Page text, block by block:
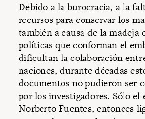
Debido a la burocracia, a la
recursos para conservar los
también a causa de la madeja
políticas que conforman el
dificultan la colaboración
naciones, durante décadas
documentos no pudieron ser
por los investigadores. Sólo el
Norberto Fuentes, entonces